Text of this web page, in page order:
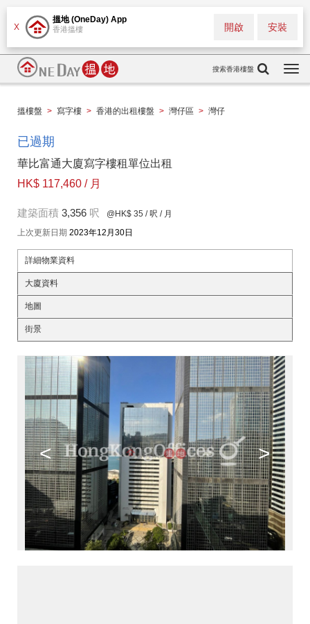
X
搵地 (OneDay) App
香港搵樓 安裝
開啟
搜索香港樓盤
搵樓盤 > 寫字樓 > 香港的出租樓盤 > 灣仔區 > 灣仔
已過期
華比富通大廈寫字樓租單位出租
HK$ 117,460 / 月
建築面積 3,356 呎 @HK$ 35 / 呎 / 月
上次更新日期 2023年12月30日
詳細物業資料
大廈資料
地圖
街景
< >